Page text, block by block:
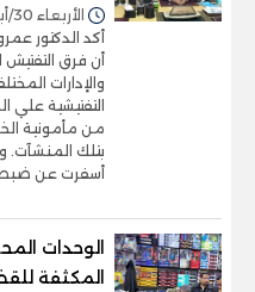
الأربعاء 30/أبريل/2025 - 10:51 م
أكد الدكتور
أن فرق التفتيش
والإدارات
التفتيشية علي
من مأمونية
بتلك المنشآت.
أسفرت عن
الوحدات
المكثفة